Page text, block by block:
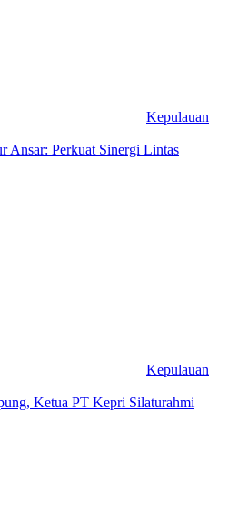
Kepulauan
Ansar: Perkuat Sinergi Lintas
Kepulauan
Ketua PT Kepri Silaturahmi